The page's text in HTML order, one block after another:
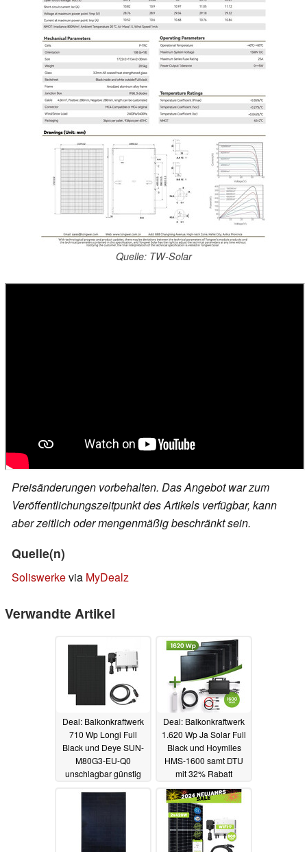
Quelle: TW-Solar
Preisänderungen vorbehalten. Das Angebot war zum
Veröffentlichungszeitpunkt des Artikels verfügbar, kann
aber zeitlich oder mengenmäßig beschränkt sein.
Quelle(n)
Soliswerkevia MyDealz
Verwandte Artikel
Deal: Balkonkraftwerk
710 Wp Longi Full
Black und Deye SUN-
M80G3-EU-Q0
unschlagbar günstig
Deal: Balkonkraftwerk
1.620 Wp Ja Solar Full
Black und Hoymiles
HMS-1600 samt DTU
mit 32% Rabatt
20.02.2024